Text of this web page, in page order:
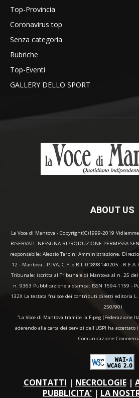
Top-Provincia
Coronavirus top
Senza categoria
Rubriche
Top-Eventi
GALLERY DELLO SPORT
ABOUT US
La Voce di Mantova - Copyright(C)1999-2019 Vidiemme
RISERVATI. NESSUNA RIPRODUZIONE PERMESSA
responsabile: Alessio Tarpini Amministrazione,
12 - Mantova - P.IVA, C.F. e R.I. 01898140205 -
Tribunale: iscritta al Tribunale di Mantova al n. 25
n. 9363 Pubblicazione a stampa: ISSN 1594-1159 -
132X La testata fruisce dei contributi diretti editoria L.
250/90)
“La Voce di Mantova tramite la Fipeg (Federazione
aderendo alla carta dei servizi dell'USPI ha
Comunicazione
CONTATTI | NECROLOGIE|
PUBBLICITA' | LA